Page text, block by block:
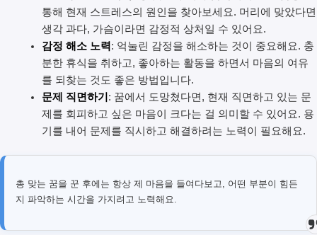
통해 현재 스트레스의 원인을 찾아보세요. 머리에 맞았다면
생각 과다, 가슴이라면 감정적 상처일 수 있어요.
감정 해소 노력: 억눌린 감정을 해소하는 것이 중요해요. 충
분한 휴식을 취하고, 좋아하는 활동을 하면서 마음의 여유
를 되찾는 것도 좋은 방법입니다.
문제 직면하기 : 꿈에서 도망쳤다면, 현재 직면하고 있는 문
제를 회피하고 싶은 마음이 크다는 걸 의미할 수 있어요. 용
기를 내어 문제를 직시하고 해결하려는 노력이 필요해요.
총 맞는 꿈을 꾼 후에는 항상 제 마음을 들여다보고, 어떤 부분이 힘든
지 파악하는 시간을 가지려고 노력해요.